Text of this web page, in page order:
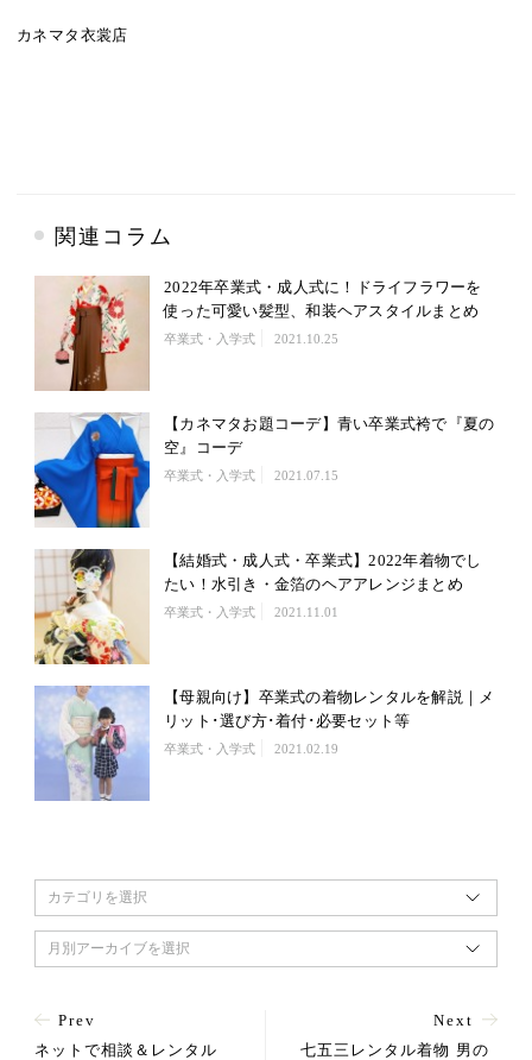
カネマタ衣裳店
関連コラム
2022年卒業式・成人式に！ドライフラワーを
使った可愛い髪型、和装ヘアスタイルまとめ
卒業式・入学式 2021.10.25
【カネマタお題コーデ】青い卒業式袴で『夏の
空』コーデ
卒業式・入学式 2021.07.15
【結婚式・成人式・卒業式】2022年着物でし
たい！水引き・金箔のヘアアレンジまとめ
卒業式・入学式 2021.11.01
【母親向け】卒業式の着物レンタルを解説｜メ
リット･選び方･着付･必要セット等
卒業式・入学式 2021.02.19
カテゴリを選択
月別アーカイブを選択
Prev
ネットで相談＆レンタル
Next
七五三レンタル着物 男の